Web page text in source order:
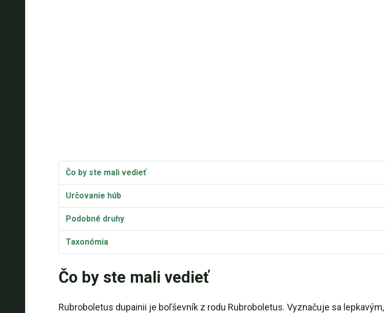
Čo by ste mali vedieť
Určovanie húb
Podobné druhy
Taxonómia
Čo by ste mali vedieť
Rubroboletus dupainii je boľševník z rodu Rubroboletus. Vyznačuje sa